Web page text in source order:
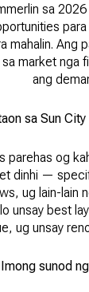
sa
mahalin. Ang
market nga
ang
sa Sun
parehas og
dinhi —
ug lain-lain
unsay best
ug unsay
Imong sunod